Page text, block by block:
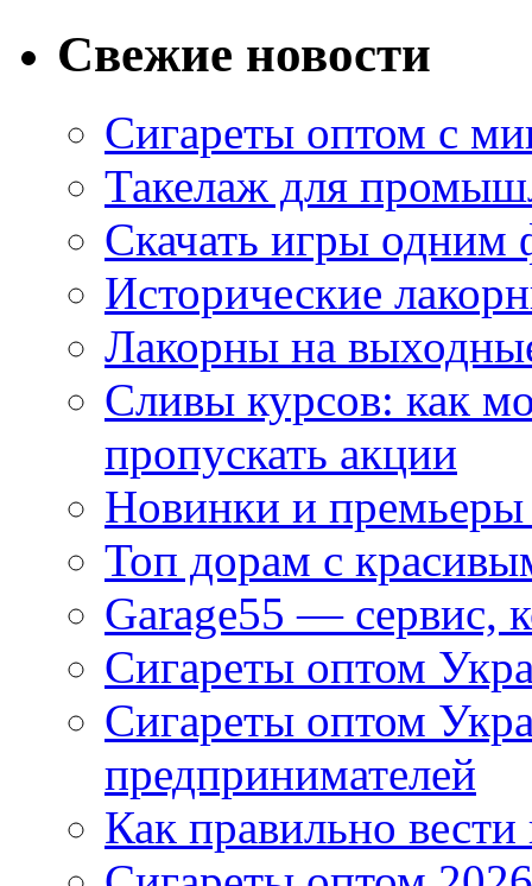
Свежие новости
Сигареты оптом с
Такелаж для
Скачать игры одним
Исторические
Лакорны на
Сливы курсов: как
пропускать акции
Новинки и
Топ дорам с
Garage55 — сервис,
Сигареты оптом
Сигареты оптом
предпринимателей
Как правильно